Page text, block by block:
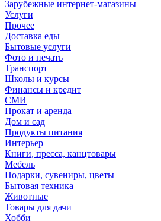
Зарубежные интернет-магазины
Услуги
Прочее
Доставка еды
Бытовые услуги
Фото и печать
Транспорт
Школы и курсы
Финансы и кредит
СМИ
Прокат и аренда
Дом и сад
Продукты питания
Интерьер
Книги, пресса, канцтовары
Мебель
Подарки, сувениры, цветы
Бытовая техника
Животные
Товары для дачи
Хобби